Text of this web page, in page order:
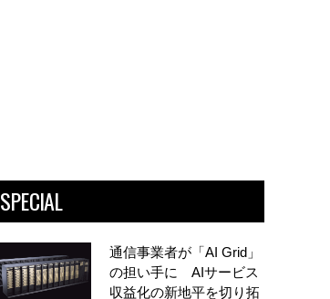
SPECIAL
通信事業者が「AI Grid」
の担い手に AIサービス
収益化の新地平を切り拓